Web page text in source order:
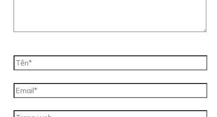
Tên*
Email*